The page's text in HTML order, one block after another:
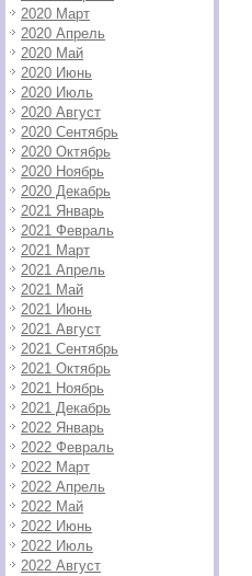
2020 Март
2020 Апрель
2020 Май
2020 Июнь
2020 Июль
2020 Август
2020 Сентябрь
2020 Октябрь
2020 Ноябрь
2020 Декабрь
2021 Январь
2021 Февраль
2021 Март
2021 Апрель
2021 Май
2021 Июнь
2021 Август
2021 Сентябрь
2021 Октябрь
2021 Ноябрь
2021 Декабрь
2022 Январь
2022 Февраль
2022 Март
2022 Апрель
2022 Май
2022 Июнь
2022 Июль
2022 Август